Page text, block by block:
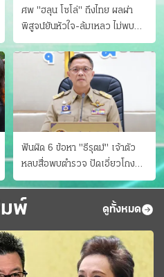
ศพ "ฮลุน โซโล่" ถึงไทย ผลผ่า
พิสูจน์ยันหัวใจ-ล้มเหลว ไม่พบ
บาดแผล
ฟันผิด 6 ข้อหา "ธีรุตม์" เจ้าตัว
หลบสื่อพบตำรวจ ปัดเอี่ยวโกง
สอบท้องถิ่น จ่อบี้รํ่ารวยมากปกติ
พ์ ดูทั้งหมด